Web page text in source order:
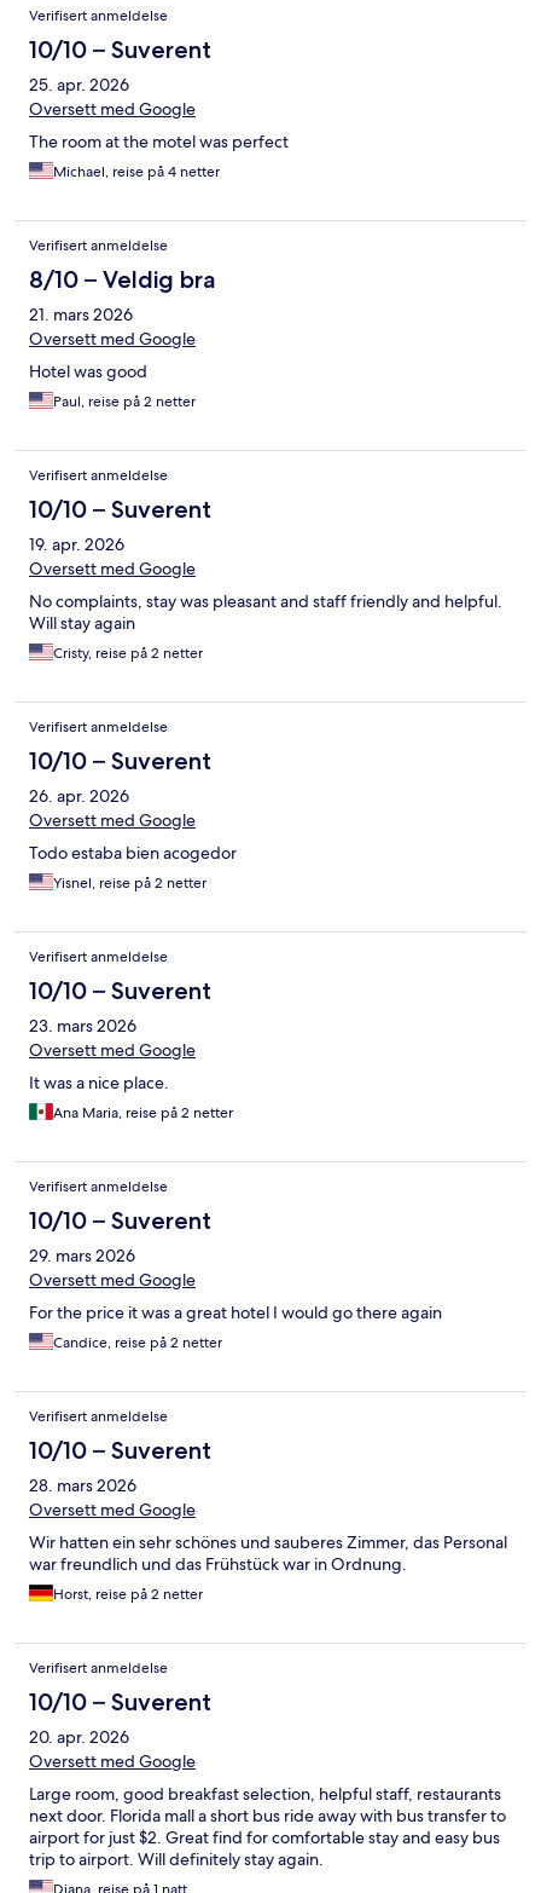
Verifisert anmeldelse
10/10 – Suverent
25. apr. 2026
Oversett med Google
The room at the motel was perfect
Michael, reise på 4 netter
Verifisert anmeldelse
8/10 – Veldig bra
21. mars 2026
Oversett med Google
Hotel was good
Paul, reise på 2 netter
Verifisert anmeldelse
10/10 – Suverent
19. apr. 2026
Oversett med Google
No complaints, stay was pleasant and staff friendly and helpful.
Will stay again
Cristy, reise på 2 netter
Verifisert anmeldelse
10/10 – Suverent
26. apr. 2026
Oversett med Google
Todo estaba bien acogedor
Yisnel, reise på 2 netter
Verifisert anmeldelse
10/10 – Suverent
23. mars 2026
Oversett med Google
It was a nice place.
Ana Maria, reise på 2 netter
Verifisert anmeldelse
10/10 – Suverent
29. mars 2026
Oversett med Google
For the price it was a great hotel I would go there again
Candice, reise på 2 netter
Verifisert anmeldelse
10/10 – Suverent
28. mars 2026
Oversett med Google
Wir hatten ein sehr schönes und sauberes Zimmer, das Personal
war freundlich und das Frühstück war in Ordnung.
Horst, reise på 2 netter
Verifisert anmeldelse
10/10 – Suverent
20. apr. 2026
Oversett med Google
Large room, good breakfast selection, helpful staff, restaurants
next door. Florida mall a short bus ride away with bus transfer to
airport for just $2. Great find for comfortable stay and easy bus
trip to airport. Will definitely stay again.